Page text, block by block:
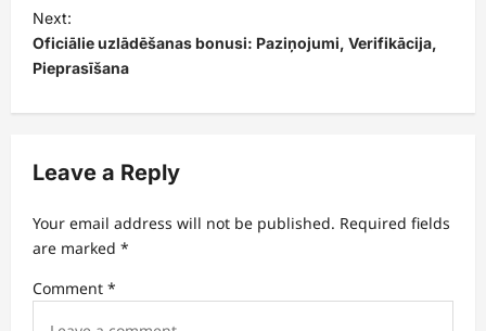
t
n
a
v
g
a
t
i
Next:
Oficiālie uzlādēšanas bonusi: Paziņojumi, Verifikācija,
Pieprasīšana
Leave a Reply
Your email address will not be published. Required fields
are marked *
Comment *